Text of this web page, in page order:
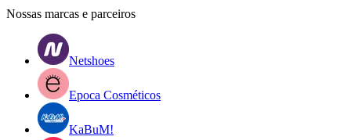
Nossas marcas e parceiros
Netshoes
Epoca Cosméticos
KaBuM!